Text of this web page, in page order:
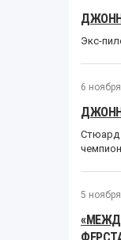
Экс-
6
Стюард
5